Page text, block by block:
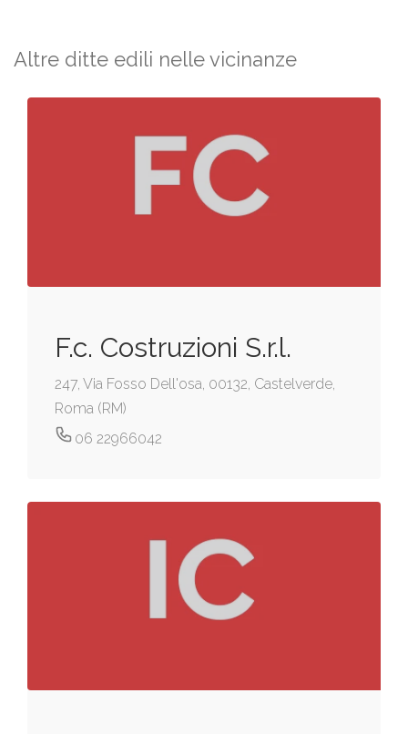
Altre ditte edili nelle vicinanze
F.c. Costruzioni S.r.l.
247, Via Fosso Dell'osa, 00132, Castelverde,
Roma (RM)
06 22966042